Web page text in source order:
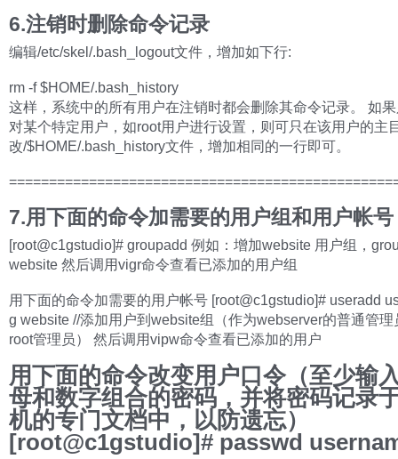
6.注销时删除命令记录
编辑/etc/skel/.bash_logout文件，增加如下行:
rm -f $HOME/.bash_history
这样，系统中的所有用户在注销时都会删除其命令记录。 如
对某个特定用户，如root用户进行设置，则可只在该用户的主
改/$HOME/.bash_history文件，增加相同的一行即可。
7.用下面的命令加需要的用户组和用户帐号
[root@c1gstudio]# groupadd 例如：增加website 用户组，
website 然后调用vigr命令查看已添加的用户组
用下面的命令加需要的用户帐号 [root@c1gstudio]# useradd
g website //添加用户到website组（作为webserver的普通管理
root管理员） 然后调用vipw命令查看已添加的用户
用下面的命令改变用户口令（至少输
母和数字组合的密码，并将密码记录
机的专门文档中，以防遗忘）
[root@c1gstudio]# passwd